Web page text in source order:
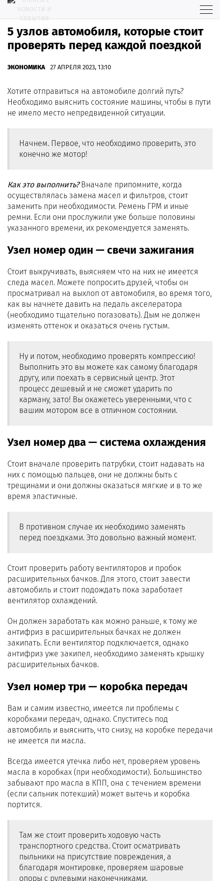
5 узлов автомобиля, которые стоит
проверять перед каждой поездкой
ЭКОНОМИКА 27 АПРЕЛЯ 2023, 13:10
Хотите отправиться на автомобиле долгий путь?
Необходимо выяснить состояние машины, чтобы в пути
не имело место непредвиденной ситуации.
Начнем. Первое, что необходимо проверить, это
конечно же мотор!
Как это выполнить?Вначале припомните, когда
осуществлялась замена масел и фильтров, стоит
заменить при необходимости. Ремень ГРМ и иные
ремни. Если они прослужили уже больше половины
указанного времени, их рекомендуется заменять.
Узел номер один — свечи зажигания
Стоит выкручивать, выясняем что на них не имеется
следа масел. Можете попросить друзей, чтобы он
просматривал на выхлоп от автомобиля, во время того,
как вы начнете давить на педаль акселератора
(необходимо тщательно погазовать). Дым не должен
изменять оттенок и оказаться очень густым.
Ну и потом, необходимо проверять компрессию!
Выполнить это вы можете как самому благодаря
другу, или поехать в сервисный центр. Этот
процесс дешевый и не сможет ударить по
карману, зато! Вы окажетесь уверенными, что с
вашим мотором все в отличном состоянии.
Узел номер два — система охлаждения
Стоит вначале проверить патрубки, стоит надавать на
них с помощью пальцев, они не должны быть с
трещинами и они должны оказаться мягкие и в то же
время эластичные.
В противном случае их необходимо заменять
перед поездками. Это довольно важный момент.
Стоит проверить работу вентиляторов и пробок
расширительных бачков. Для этого, стоит завести
автомобиль и стоит подождать пока заработает
вентилятор охлаждений.
Он должен заработать как можно раньше, к тому же
антифриз в расширительных бачках не должен
закипать. Если вентилятор подключается, однако
антифриз уже закипел, необходимо заменять крышку
расширительных бачков.
Узел номер три — коробка передач
Вам и самим известно, имеется ли проблемы с
коробками передач, однако. Спуститесь под
автомобиль и выяснить, что снизу, на коробке передачи
не имеется ли масла.
Всегда имеется утечка либо нет, проверяем уровень
масла в коробках (при необходимости). Большинство
забывают про масла в КПП, она с течением времени
(если сальник потекший) может вытечь и коробка
портится.
Там же стоит проверить ходовую часть
транспортного средства. Стоит осматривать
пыльники на присутствие повреждения, а
благодаря монтировке, проверяем шаровые
опоры с рулевыми наконечниками.